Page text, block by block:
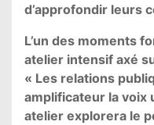
d’approfondir leurs
L’un des moments
atelier intensif axé
« Les relations
amplificateur la voix
atelier explorera le